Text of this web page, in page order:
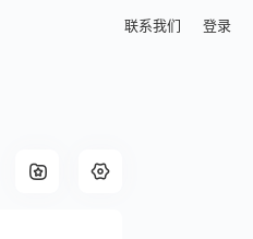
联系我们 登录